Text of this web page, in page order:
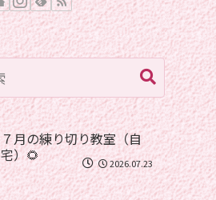
７月の練り切り教室（自
宅）🌻
2026.07.23